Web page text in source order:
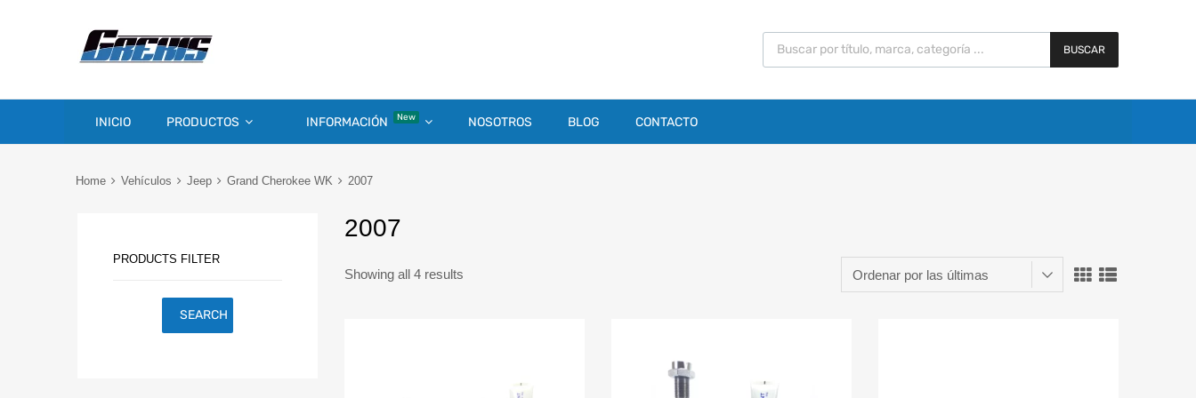
BUSCAR
INICIO PRODUCTOS INFORMACIÓN New NOSOTROS BLOG CONTACTO
Home Vehículos Jeep Grand Cherokee WK 2007
2007
Showing all 4 results
PRODUCTS FILTER
SEARCH